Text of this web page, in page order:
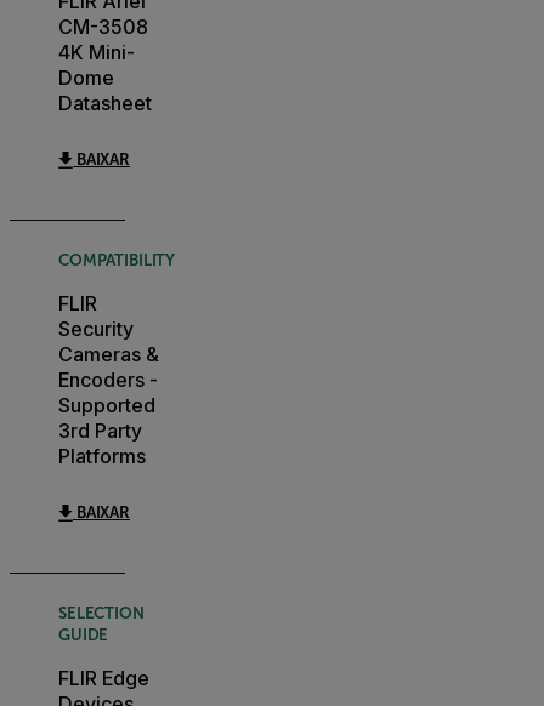
CM-3508
4K Mini-
Dome
Datasheet
BAIXAR
COMPATIBILITY
FLIR
Security
Cameras &
Encoders -
Supported
3rd Party
Platforms
BAIXAR
SELECTION
GUIDE
FLIR Edge